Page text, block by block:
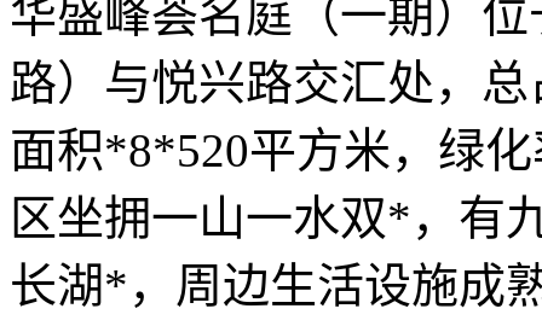
华盛峰荟名庭（一期）
路）与悦兴路交汇处，
面积*8*520平方米，绿
区坐拥一山一水双*，有
长湖*，周边生活设施成